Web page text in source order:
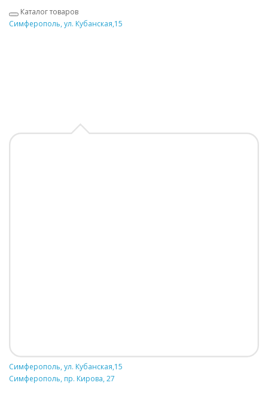
Каталог товаров
Симферополь, ул. Кубанская,15
Симферополь, ул. Кубанская,15
Симферополь, пр. Кирова, 27